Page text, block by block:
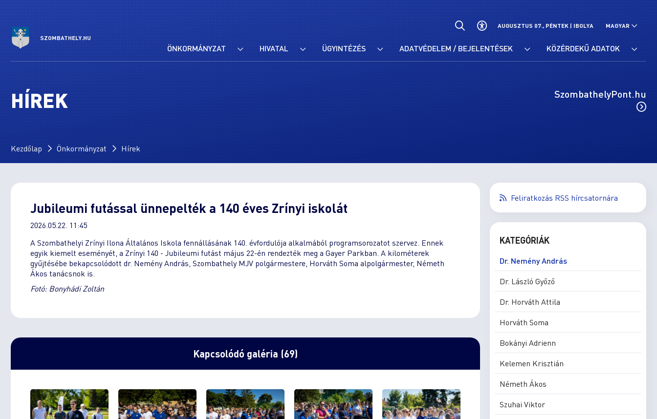
SZOMBATHELY.HU
AUGUSZTUS 07., PÉNTEK |IBOLYA MAGYAR
ÖNKORMÁNYZAT HIVATAL ÜGYINTÉZÉS ADATVÉDELEM / BEJELENTÉSEK KÖZÉRDEKŰ ADATOK
HÍREK SzombathelyPont.hu
Kezdőlap Önkormányzat Hírek
Jubileumi futással ünnepelték a 140 éves Zrínyi iskolát
2026.05.22. 11:45
A Szombathelyi Zrínyi Ilona Általános Iskola fennállásának 140. évfordulója alkalmából programsorozatot szervez. Ennek
egyik kiemelt eseményét, a Zrínyi 140 - Jubileumi futást május 22-én rendezték meg a Gayer Parkban. A kilométerek
gyűjtésébe bekapcsolódott dr. Nemény András, Szombathely MJV polgármestere, Horváth Soma alpolgármester, Németh
Ákos tanácsnok is.
Fotó: Bonyhádi Zoltán
Kapcsolódó galéria (69)
Feliratkozás RSS hírcsatornára
KATEGÓRIÁK
Dr. Nemény András
Dr. László Győző
Dr. Horváth Attila
Horváth Soma
Bokányi Adrienn
Kelemen Krisztián
Németh Ákos
Szuhai Viktor